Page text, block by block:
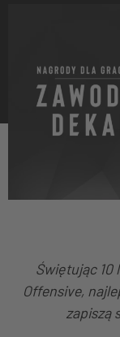
Świętując 10
Offensive,
zapiszą